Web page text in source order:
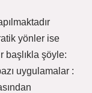
yönler ise
başlıkla şöyle:
uygulamalar :